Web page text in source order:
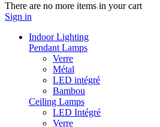
There are no more items in your cart
Sign in
Indoor Lighting
Pendant Lamps
Verre
Métal
LED intégré
Bambou
Ceiling Lamps
LED Intégré
Verre